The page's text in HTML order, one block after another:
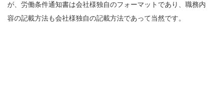
が、労働条件通知書は会社様独自のフォーマットであり、職務内
容の記載方法も会社様独自の記載方法であって当然です。